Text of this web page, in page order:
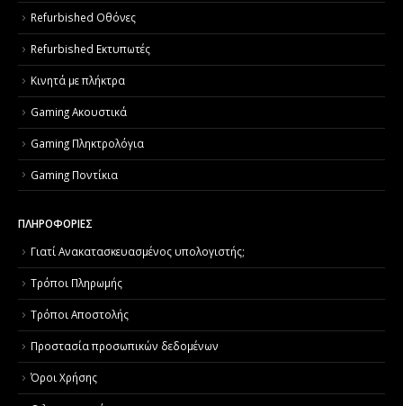
Refurbished Οθόνες
Refurbished Εκτυπωτές
Κινητά με πλήκτρα
Gaming Ακουστικά
Gaming Πληκτρολόγια
Gaming Ποντίκια
ΠΛΗΡΟΦΟΡΙΕΣ
Γιατί Aνακατασκευασμένος υπολογιστής;
Τρόποι Πληρωμής
Τρόποι Αποστολής
Προστασία προσωπικών δεδομένων
Όροι Χρήσης